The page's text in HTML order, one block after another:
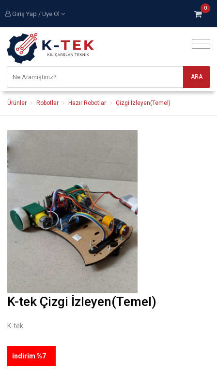
Giriş Yap / Üye Ol
0
Ürünler Robotlar Hazır Robotlar Çizgi İzleyen(Temel)
K-tek Çizgi İzleyen(Temel)
K-tek
indirim %7